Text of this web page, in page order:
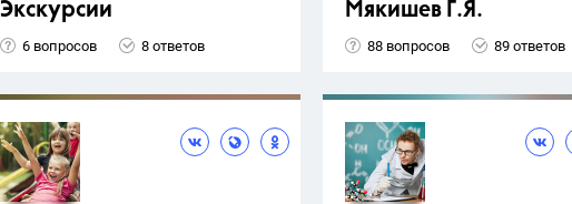
Экскурсии
6 вопросов 8 ответов
Мякишев Г.Я.
88 вопросов 89 ответов